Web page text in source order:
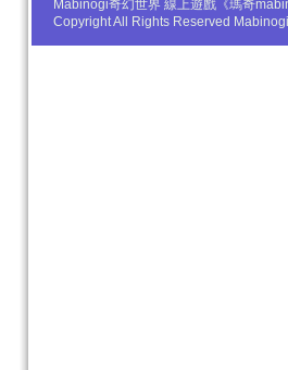
Mabinogi奇幻世界 線上遊戲《瑪奇
Copyright All Rights Reserved